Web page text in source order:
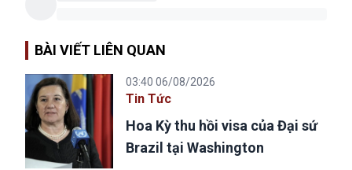
BÀI VIẾT LIÊN QUAN
03:40 06/08/2026
Tin Tức
Hoa Kỳ thu hồi visa của Đại sứ
Brazil tại Washington